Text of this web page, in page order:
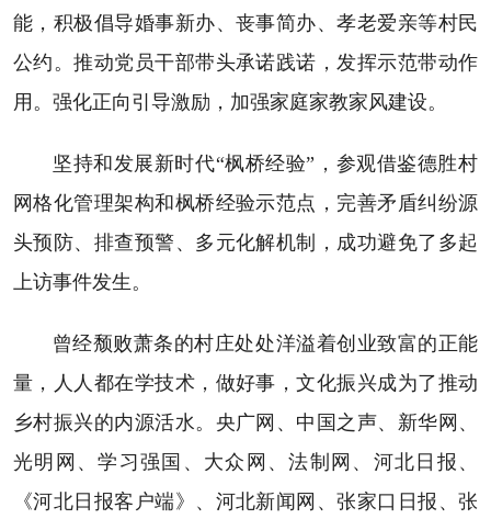
能，积极倡导婚事新办、丧事简办、孝老爱亲等村民
公约。推动党员干部带头承诺践诺，发挥示范带动作
用。强化正向引导激励，加强家庭家教家风建设。
坚持和发展新时代“枫桥经验”，参观借鉴德胜村
网格化管理架构和枫桥经验示范点，完善矛盾纠纷源
头预防、排查预警、多元化解机制，成功避免了多起
上访事件发生。
曾经颓败萧条的村庄处处洋溢着创业致富的正能
量，人人都在学技术，做好事，文化振兴成为了推动
乡村振兴的内源活水。央广网、中国之声、新华网、
光明网、学习强国、大众网、法制网、河北日报、
《河北日报客户端》、河北新闻网、张家口日报、张